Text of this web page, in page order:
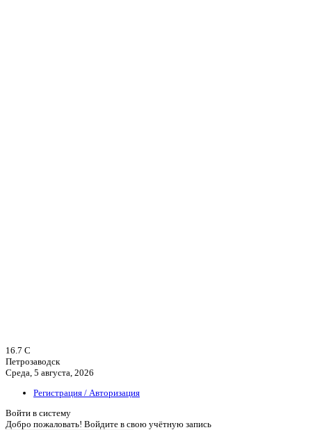
16.7 C
Петрозаводск
Среда, 5 августа, 2026
Регистрация / Авторизация
Войти в систему
Добро пожаловать! Войдите в свою учётную запись